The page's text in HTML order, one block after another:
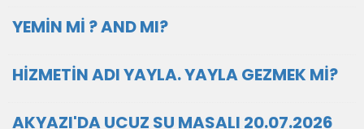
YEMİN Mİ ? AND MI?
HİZMETİN ADI YAYLA. YAYLA GEZMEK Mİ?
AKYAZI'DA UCUZ SU MASALI 20.07.2026